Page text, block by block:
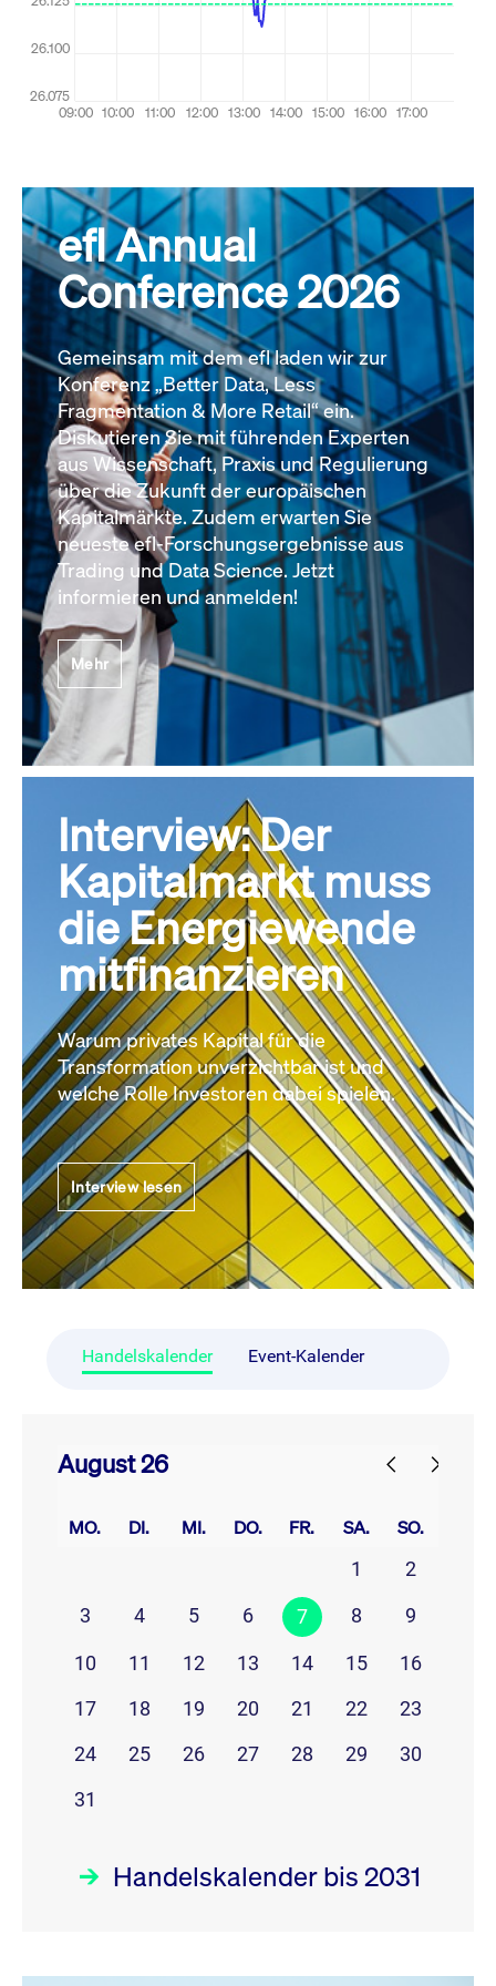
efl Annual
Conference 2026
Gemeinsam mit dem efl laden wir zur
Konferenz „Better Data, Less
Fragmentation & More Retail“ ein.
Diskutieren Sie mit führenden Experten
aus Wissenschaft, Praxis und Regulierung
über die Zukunft der europäischen
Kapitalmärkte. Zudem erwarten Sie
neueste efl-Forschungsergebnisse aus
Trading und Data Science. Jetzt
informieren und anmelden!
Mehr
Interview: Der
Kapitalmarkt muss
die Energiewende
mitfinanzieren
Warum privates Kapital für die
Transformation unverzichtbar ist und
welche Rolle Investoren dabei spielen.
Interview lesen
Handelskalender Event-Kalender
August 26
MO. DI. MI. DO. FR. SA. SO.
1
2
3
4 5 6 7 8 9
10 11 12 13 14 15
16
17
18 19 20 21 22
23
24
25 26 27 28 29
30
31
Handelskalender bis 2031